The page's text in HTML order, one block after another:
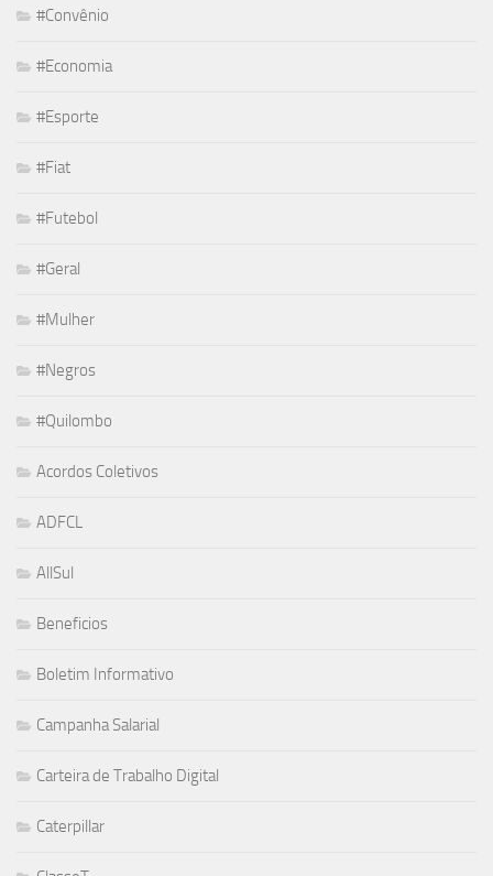
#Convênio
#Economia
#Esporte
#Fiat
#Futebol
#Geral
#Mulher
#Negros
#Quilombo
Acordos Coletivos
ADFCL
AllSul
Beneficios
Boletim Informativo
Campanha Salarial
Carteira de Trabalho Digital
Caterpillar